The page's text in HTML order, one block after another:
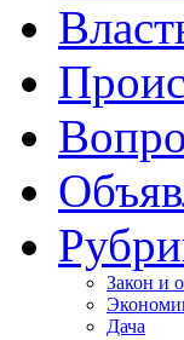
Закон и
Дача